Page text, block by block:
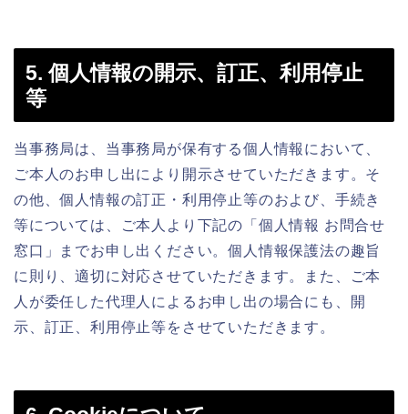
5. 個人情報の開示、訂正、利用停止
等
当事務局は、当事務局が保有する個人情報において、
ご本人のお申し出により開示させていただきます。そ
の他、個人情報の訂正・利用停止等のおよび、手続き
等については、ご本人より下記の「個人情報 お問合せ
窓口」までお申し出ください。個人情報保護法の趣旨
に則り、適切に対応させていただきます。また、ご本
人が委任した代理人によるお申し出の場合にも、開
示、訂正、利用停止等をさせていただきます。